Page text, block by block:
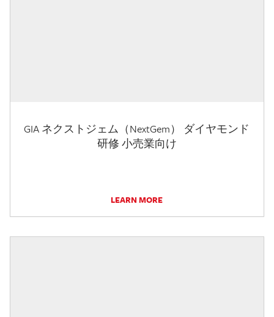
GIA ネクストジェム（NextGem） ダイヤモンド
研修 小売業向け
LEARN MORE